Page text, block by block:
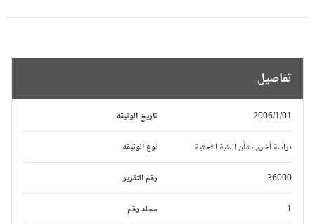
تفاصيل
تاريخ الوثيقة 2006/1/01
نوع الوثيقة دراسة أخرى بشأن البنية التحتية
رقم التقرير 36000
مجلد رقم